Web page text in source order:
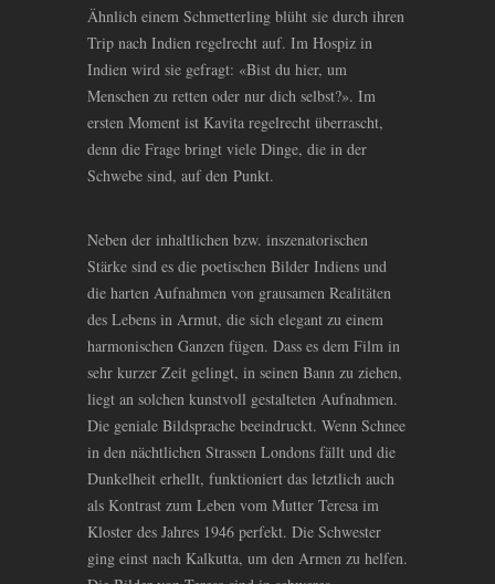
Ähnlich einem Schmetterling blüht sie durch ihren
Trip nach Indien regelrecht auf. Im Hospiz in
Indien wird sie gefragt: «Bist du hier, um
Menschen zu retten oder nur dich selbst?». Im
ersten Moment ist Kavita regelrecht überrascht,
denn die Frage bringt viele Dinge, die in der
Schwebe sind, auf den Punkt.
Neben der inhaltlichen bzw. inszenatorischen
Stärke sind es die poetischen Bilder Indiens und
die harten Aufnahmen von grausamen Realitäten
des Lebens in Armut, die sich elegant zu einem
harmonischen Ganzen fügen. Dass es dem Film in
sehr kurzer Zeit gelingt, in seinen Bann zu ziehen,
liegt an solchen kunstvoll gestalteten Aufnahmen.
Die geniale Bildsprache beeindruckt. Wenn Schnee
in den nächtlichen Strassen Londons fällt und die
Dunkelheit erhellt, funktioniert das letztlich auch
als Kontrast zum Leben vom Mutter Teresa im
Kloster des Jahres 1946 perfekt. Die Schwester
ging einst nach Kalkutta, um den Armen zu helfen.